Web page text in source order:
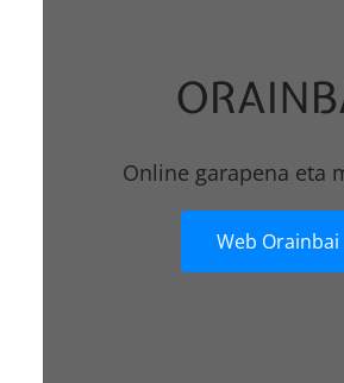
Online garapena eta
Web Orainbai